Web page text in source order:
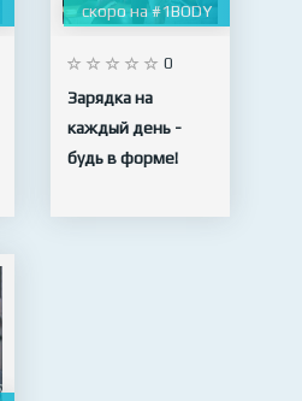
скоро на #1BODY
0
Зарядка на
каждый день -
будь в форме!